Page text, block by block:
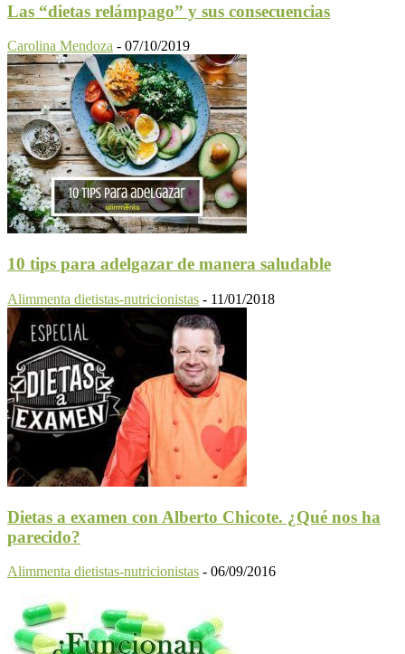
Las “dietas relámpago” y sus consecuencias
Carolina Mendoza - 07/10/2019
10 tips para adelgazar de manera saludable
Alimmenta dietistas-nutricionistas - 11/01/2018
Dietas a examen con Alberto Chicote. ¿Qué nos ha
parecido?
Alimmenta dietistas-nutricionistas - 06/09/2016